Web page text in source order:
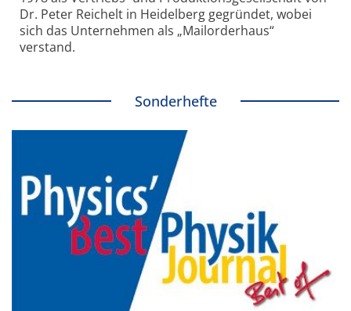
Dr. Peter Reichelt in Heidelberg gegründet, wobei
sich das Unternehmen als „Mailorderhaus“
verstand.
Sonderhefte